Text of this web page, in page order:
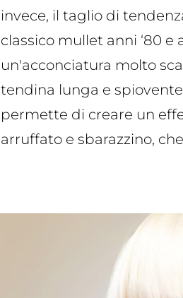
invece, il taglio di
classico mullet anni ‘80 e
un'acconciatura molto
tendina lunga e
permette di creare un
arruffato e sbarazzino,